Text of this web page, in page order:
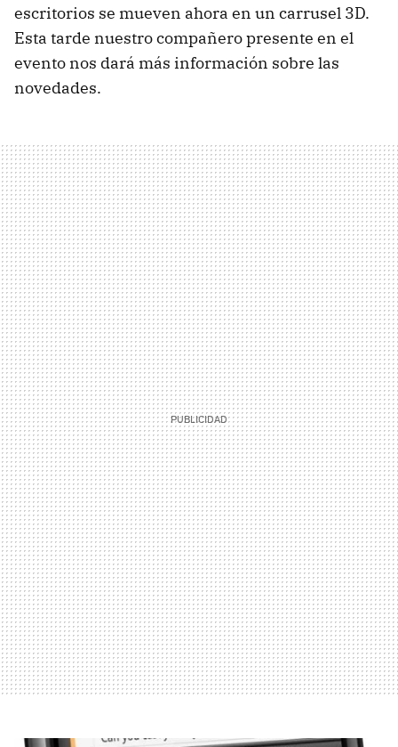
escritorios se mueven ahora en un carrusel 3D.
Esta tarde nuestro compañero presente en el
evento nos dará más información sobre las
novedades.